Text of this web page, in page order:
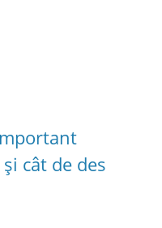
cât de des